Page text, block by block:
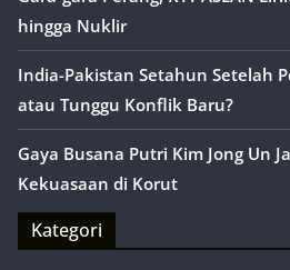
hingga Nuklir
India-Pakistan Setahun Setelah
atau Tunggu Konflik Baru?
Gaya Busana Putri Kim Jong Un
Kekuasaan di Korut
Kategori